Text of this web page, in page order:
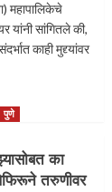
महापालिकेचे
यांनी सांगितले की,
काही मुद्द्यांवर
पुणे
का
तरुणीवर